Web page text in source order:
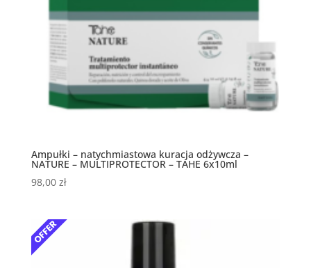
Ampułki – natychmiastowa kuracja odżywcza –
NATURE – MULTIPROTECTOR – TAHE 6x10ml
98,00 zł